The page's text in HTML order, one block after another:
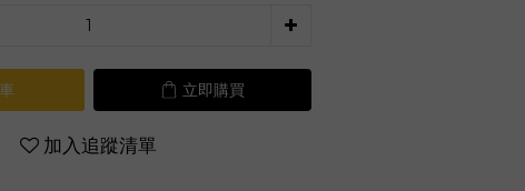
立即購買
加入追蹤清單